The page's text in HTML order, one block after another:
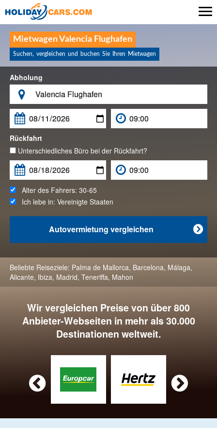
Mietwagen Valencia Flughafen
Suchen, vergleichen und buchen Sie Ihren Mietwagen
Abholung


Rückfahrt
Unterschiedliches Büro bei der Rückfahrt?
Alter des Fahrers: 30-65
Ich lebe in: Vereinigte Staaten

Autovermietung vergleichen
Beliebte Reiseziele: Palma de Mallorca, Barcelona, Málaga,
Alicante, Ibiza, Madrid, Teneriffa, Mahon
Wir vergleichen Preise von über 800
Anbieter-Webseiten in mehr als 30.000
Destinationen weltweit.
 